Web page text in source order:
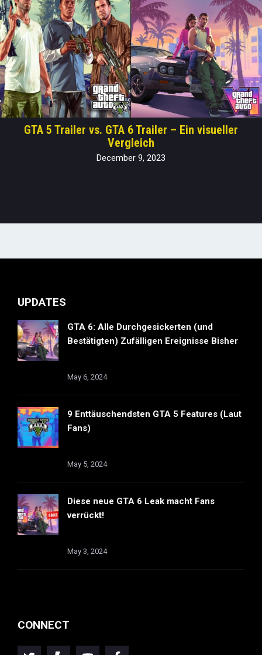
GTA 5 Trailer vs. GTA 6 Trailer – Ein visueller
Vergleich
December 9, 2023
UPDATES
GTA 6: Alle Durchgesickerten (und
Bestätigten) Zufälligen Ereignisse Bisher
May 6, 2024
9 Enttäuschendsten GTA 5 Features (Laut
Fans)
May 5, 2024
Diese neue GTA 6 Leak macht Fans
verrückt!
May 3, 2024
CONNECT